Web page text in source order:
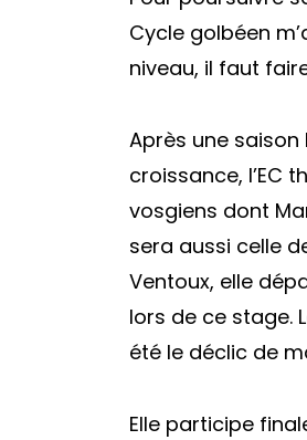
Cycle golbéen
niveau, il faut
Après une
croissance, l’EC
vosgiens dont
sera aussi celle
Ventoux, elle
lors de ce stage.
été le déclic de
Elle participe